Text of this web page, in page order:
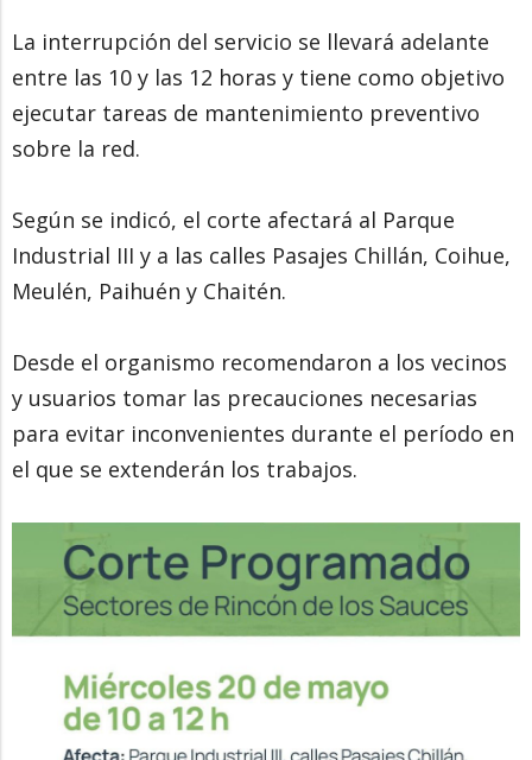
La interrupción del servicio se llevará adelante
entre las 10 y las 12 horas y tiene como objetivo
ejecutar tareas de mantenimiento preventivo
sobre la red.
Según se indicó, el corte afectará al Parque
Industrial III y a las calles Pasajes Chillán, Coihue,
Meulén, Paihuén y Chaitén.
Desde el organismo recomendaron a los vecinos
y usuarios tomar las precauciones necesarias
para evitar inconvenientes durante el período en
el que se extenderán los trabajos.